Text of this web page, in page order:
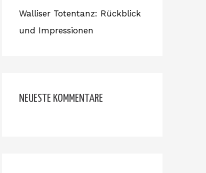
Walliser Totentanz: Rückblick
und Impressionen
NEUESTE KOMMENTARE